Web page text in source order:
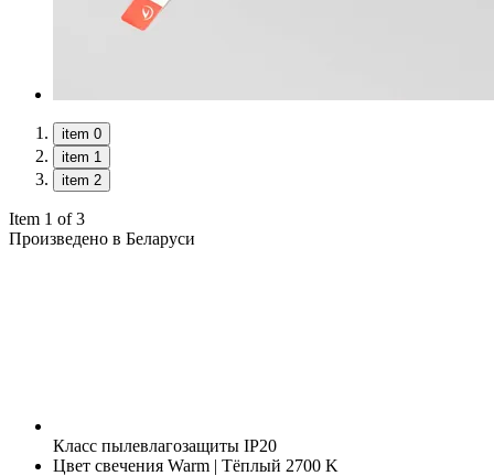
item 0
item 1
item 2
Item 1 of 3
Произведено в Беларуси
Класс пылевлагозащиты IP20
Цвет свечения Warm | Тёплый 2700 K